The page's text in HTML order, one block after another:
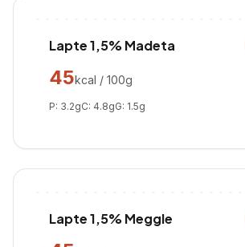
Lapte 1,5% Madeta
45kcal / 100g
P: 3.2gC: 4.8gG: 1.5g
Lapte 1,5% Meggle